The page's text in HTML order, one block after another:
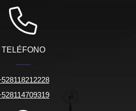
TELÉFONO